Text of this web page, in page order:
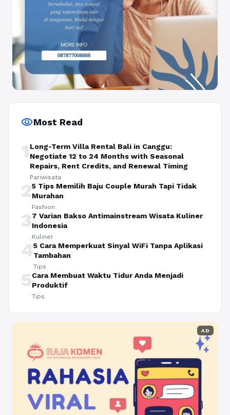
visibilityMost Read
1 Long-Term Villa Rental Bali in Canggu:
Negotiate 12 to 24 Months with Seasonal
Repairs, Rent Credits, and Renewal Timing
Pariwisata
25 Tips Memilih Baju Couple Murah Tapi Tidak
Murahan
Fashion
37 Varian Bakso Antimainstream Wisata Kuliner
Indonesia
Kuliner
45 Cara Memperkuat Sinyal WiFi Tanpa Aplikasi
Tambahan
Tips
5Cara Membuat Waktu Tidur Anda Menjadi
Produktif
Tips
AD